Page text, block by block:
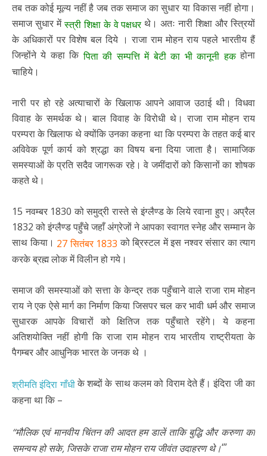
तब तक कोई मूल्य नहीं है जब तक समाज का सुधार या विकास नहीं होगा।
समाज सुधार मेंस्त्री शिक्षा के वे पक्षधरथे। अतः नारी शिक्षा और स्त्रियों
के अधिकारों पर विशेष बल दिये । राजा राम मोहन राय पहले भारतीय हैं
जिन्होंने ये कहा किपिता की सम्पत्ति में बेटी का भी कानूनी हकहोना
चाहिये।
नारी पर हो रहे अत्याचारों के खिलाफ आपने आवाज उठाई थी। विधवा
विवाह के समर्थक थे। बाल विवाह के विरोधी थे। राजा राम मोहन राय
परम्परा के खिलाफ थे क्योंकि उनका कहना था कि परम्परा के तहत कई बार
अविवेक पूर्ण कार्य को श्रद्धा का विषय बना दिया जाता है। सामाजिक
समस्याओं के प्रति सदैव जागरूक रहे। वे जमींदारों को किसानों का शोषक
कहते थे।
15 नवम्बर 1830 को समुद्री रास्ते से इंग्लैण्ड के लिये रवाना हुए। अप्रैल
1832 को इंग्लैण्ड पहुँचे जहाँ अंग्रेजों ने आपका स्वागत स्नेह और सम्मान के
साथ किया। 27 सितंबर 1833 को ब्रिस्टल में इस नश्वर संसार का त्याग
करके ब्रह्म लोक में विलीन हो गये।
समाज की समस्याओं को सत्ता के केन्द्र तक पहुँचाने वाले राजा राम मोहन
राय ने एक ऐसे मार्ग का निर्माण किया जिसपर चल कर भावी धर्म और समाज
सुधारक आपके विचारों को क्षितिज तक पहुँचाते रहेंगे। ये कहना
अतिशयोक्ति नहीं होगी कि राजा राम मोहन राय भारतीय राष्ट्रीयता के
पैगम्बर और आधुनिक भारत के जनक थे ।
श्रीमति इंदिरा गाँधीके शब्दों के साथ कलम को विराम देते हैं। इंदिरा जी का
कहना था कि –
“मौलिक एवं मानवीय चिंतन की आदत हम डालें ताकि बुद्धि और करुणा का
समन्वय हो सके, जिसके राजा राम मोहन राय जीवंत उदाहरण थे।‘”